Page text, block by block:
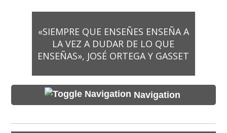
«SIEMPRE QUE ENSEÑES ENSEÑA A
LA VEZ A DUDAR DE LO QUE
ENSEÑAS», JOSÉ ORTEGA Y GASSET
Navigation